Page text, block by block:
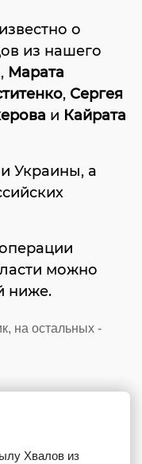
о
из нашего
, Марата
, Сергея
и Кайрата
Украины, а
можно
ниже.
на остальных -
Хвалов из